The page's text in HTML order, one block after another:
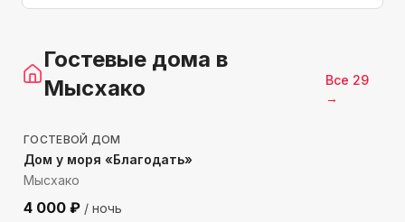
Гостевые дома в
Мысхако
Все 29
→
297м до моря
ГОСТЕВОЙ ДОМ
Дом у моря «Благодать»
Мысхако
4 000 ₽ / ночь
400м до моря